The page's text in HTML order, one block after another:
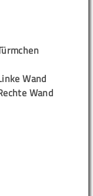
Wand
Wand